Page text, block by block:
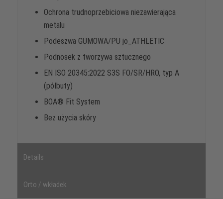
Ochrona trudnoprzebiciowa niezawierająca
metalu
Podeszwa GUMOWA/PU jo_ATHLETIC
Podnosek z tworzywa sztucznego
EN ISO 20345:2022 S3S FO/SR/HRO, typ A
(półbuty)
BOA® Fit System
Bez użycia skóry
Details
Orto / wkładek